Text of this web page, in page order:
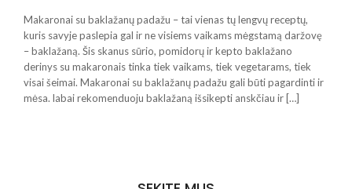
Makaronai su baklažanų padažu – tai vienas tų lengvų receptų,
kuris savyje paslepia gal ir ne visiems vaikams mėgstamą daržovę
– baklažaną. Šis skanus sūrio, pomidorų ir kepto baklažano
derinys su makaronais tinka tiek vaikams, tiek vegetarams, tiek
visai šeimai. Makaronai su baklažanų padažu gali būti pagardinti ir
mėsa. labai rekomenduoju baklažaną išsikepti anskčiau ir […]